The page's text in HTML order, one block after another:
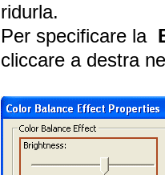
ridurla.
Per specificare la
cliccare a destra